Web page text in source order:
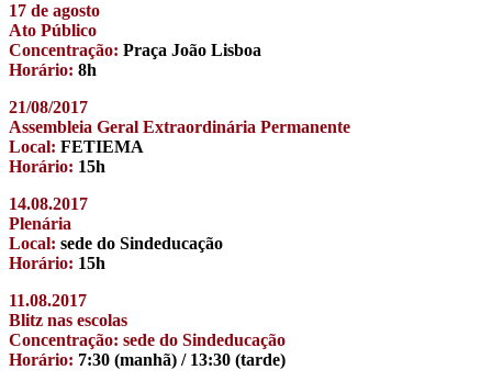
17 de agosto
Ato Público
Concentração: Praça João Lisboa
Horário: 8h
21/08/2017
Assembleia Geral Extraordinária Permanente
Local: FETIEMA
Horário: 15h
14.08.2017
Plenária
Local: sede do Sindeducação
Horário: 15h
11.08.2017
Blitz nas escolas
Concentração: sede do Sindeducação
Horário: 7:30 (manhã) / 13:30 (tarde)